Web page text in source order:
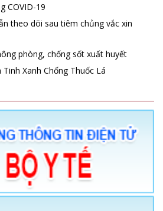
COVID-19
theo dõi sau tiêm chủng vắc xin
phòng, chống sốt xuất huyết
Tinh Xanh Chống Thuốc Lá